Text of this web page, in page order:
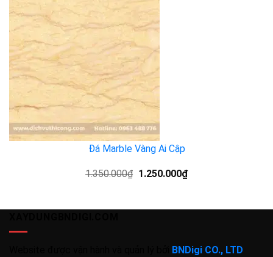
Đá Marble Vàng Ai Cập
1.350.000₫ 1.250.000₫
BNDigi CO., LTD